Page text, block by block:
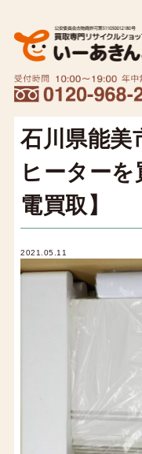
石川県能美
ヒーター
電買取】
2021.05.11